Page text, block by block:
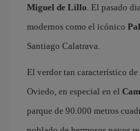
Miguel de Lillo. El pasado
modernos como el icónico
Santiago Calatrava.
El verdor tan característico de
Oviedo, en especial en el
parque de 90.000 metros